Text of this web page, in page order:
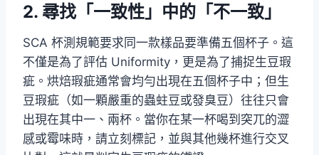
2. 尋找「一致性」中的「不一致」
SCA 杯測規範要求同一款樣品要準備五個杯子。這
不僅是為了評估 Uniformity，更是為了捕捉生豆瑕
疵。烘焙瑕疵通常會均勻出現在五個杯子中；但生
豆瑕疵（如一顆嚴重的蟲蛀豆或發臭豆）往往只會
出現在其中一、兩杯。當你在某一杯喝到突兀的澀
感或霉味時，請立刻標記，並與其他幾杯進行交叉